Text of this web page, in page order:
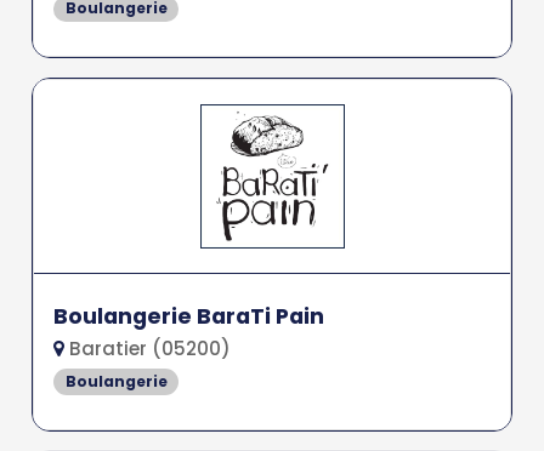
Boulangerie
Boulangerie BaraTi Pain
Baratier (05200)
Boulangerie